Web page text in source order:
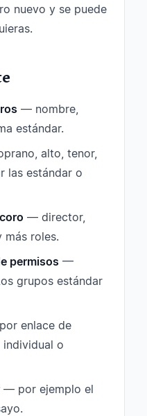
nuevo y se puede
— nombre,
estándar.
alto, tenor,
las estándar o
— director,
más roles.
permisos —
grupos estándar
enlace de
o
— por ejemplo el